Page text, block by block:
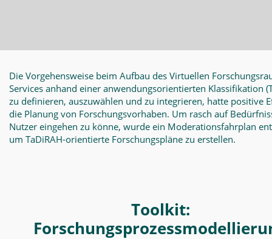
Die Vorgehensweise beim Aufbau des Virtuellen
Services anhand einer anwendungsorientierten Klassifikation
zu definieren, auszuwählen und zu integrieren, hatte positive
die Planung von Forschungsvorhaben. Um rasch auf
Nutzer eingehen zu könne, wurde ein Moderationsfahrplan
um TaDiRAH-orientierte Forschungspläne zu erstellen.
Toolkit: